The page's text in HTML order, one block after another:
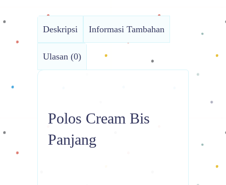
Deskripsi Informasi Tambahan
Ulasan (0)
Polos Cream Bis
Panjang